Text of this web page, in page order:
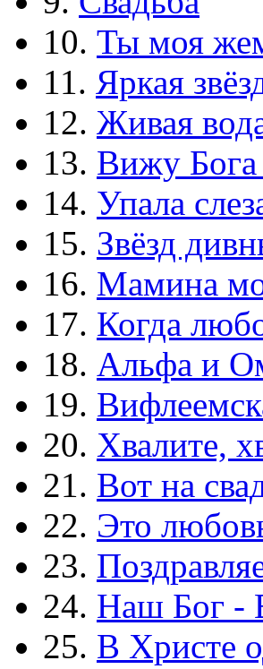
10. Ты моя
11. Яркая
12. Живая
13. Вижу
14. Упала
15. Звёзд
16. Мамина
17. Когда
18. Альфа и
19.
20. Хвалите,
21. Вот на
22. Это
23.
24. Наш Бог -
25. В Христе